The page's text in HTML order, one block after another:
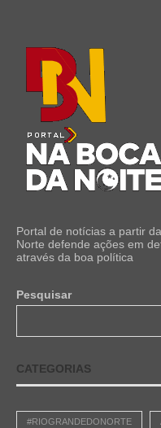
Portal de notícias a partir
Norte defende ações em
através da boa política
Pesquisar
CATEGORIAS
#RIOGRANDEDONORTE